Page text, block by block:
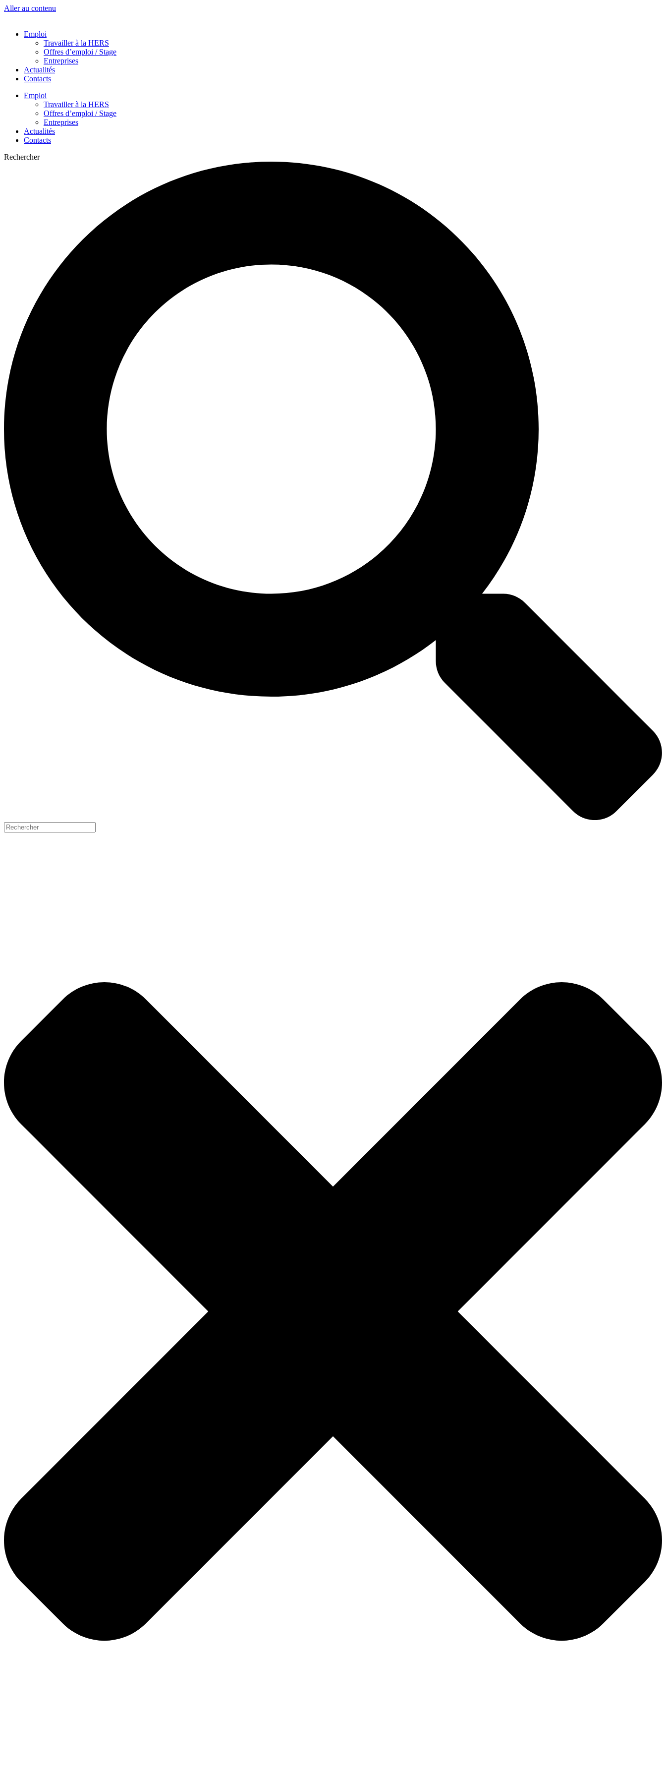
Aller au contenu
Emploi
Travailler à la HERS
Offres d’emploi / Stage
Entreprises
Actualités
Contacts
Emploi
Travailler à la HERS
Offres d’emploi / Stage
Entreprises
Actualités
Contacts
Rechercher